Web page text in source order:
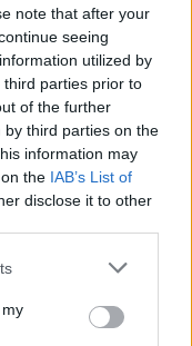
note that after your
seeing
utilized by
parties prior to
of the further
third parties on the
information may
the IAB’s List of
disclose it to other
or more Google
You may click to
third-party tags to
hogyan
ausztráliai
és nyugodtan
ebben az